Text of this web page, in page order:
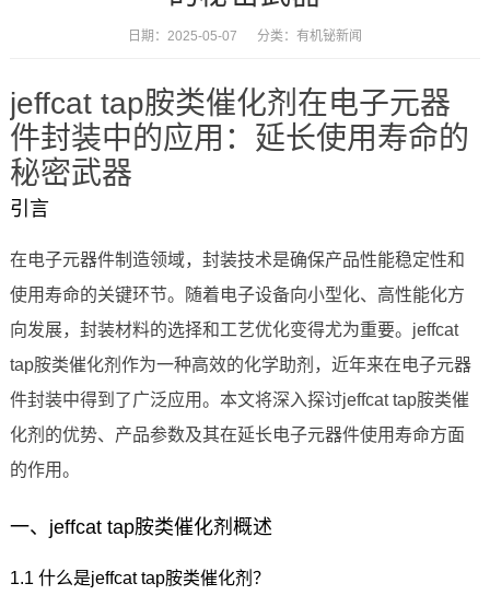
日期：2025-05-07 分类： 有机铋新闻
jeffcat tap胺类催化剂在电子元器
件封装中的应用：延长使用寿命的
秘密武器
引言
在电子元器件制造领域，封装技术是确保产品性能稳定性和
使用寿命的关键环节。随着电子设备向小型化、高性能化方
向发展，封装材料的选择和工艺优化变得尤为重要。jeffcat
tap胺类催化剂作为一种高效的化学助剂，近年来在电子元器
件封装中得到了广泛应用。本文将深入探讨jeffcat tap胺类催
化剂的优势、产品参数及其在延长电子元器件使用寿命方面
的作用。
一、jeffcat tap胺类催化剂概述
1.1 什么是jeffcat tap胺类催化剂？